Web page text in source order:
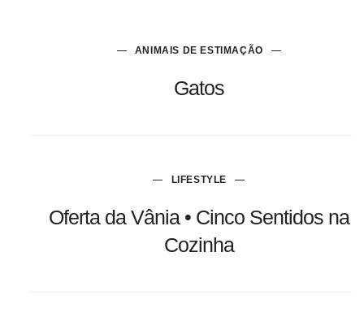
ANIMAIS DE ESTIMAÇÃO
Gatos
LIFESTYLE
Oferta da Vânia • Cinco Sentidos na
Cozinha